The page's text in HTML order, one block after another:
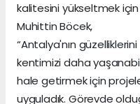
kalitesini yükseltmek için
Muhittin Böcek,
“Antalya'nın
kentimizi daha
hale getirmek için
uyguladık. Görevde